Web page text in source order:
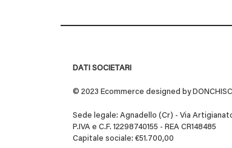
DATI SOCIETARI
© 2023 Ecommerce designed by
Sede legale: Agnadello (Cr) - Via
P.IVA e C.F. 12298740155 - REA CR148485
Capitale sociale: €51.700,00